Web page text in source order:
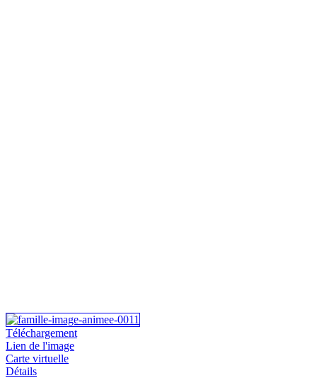
Téléchargement
Lien de l'image
Carte virtuelle
Détails